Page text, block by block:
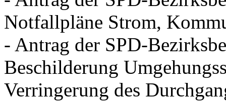
Notfallpläne Strom,
- Antrag der SPD-
Beschilderung
Verringerung des